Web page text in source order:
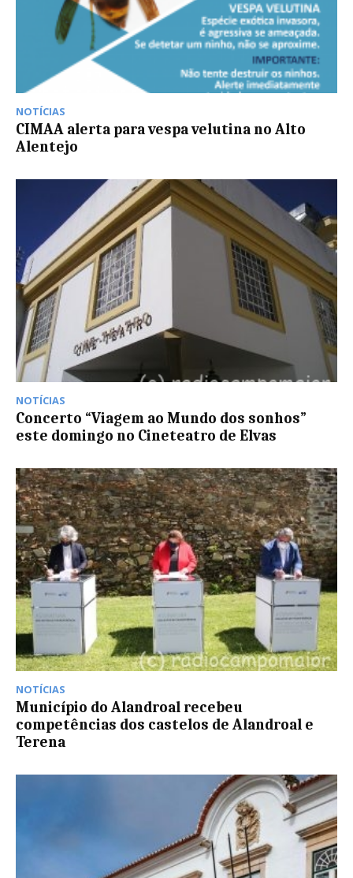
NOTÍCIAS
CIMAA alerta para vespa velutina no Alto
Alentejo
NOTÍCIAS
Concerto “Viagem ao Mundo dos sonhos”
este domingo no Cineteatro de Elvas
NOTÍCIAS
Município do Alandroal recebeu
competências dos castelos de Alandroal e
Terena